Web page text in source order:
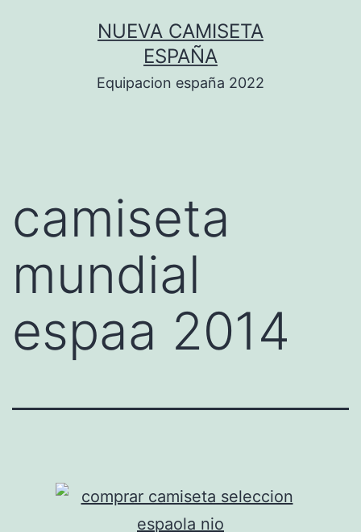
NUEVA CAMISETA
ESPAÑA
Equipacion españa 2022
camiseta
mundial
espaa 2014